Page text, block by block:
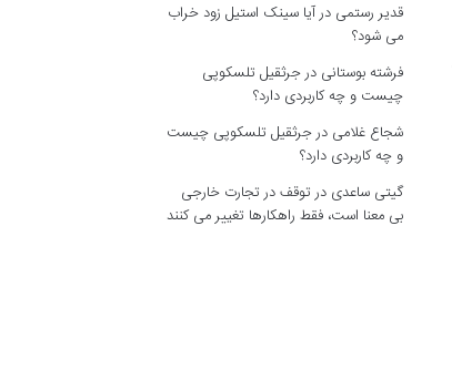
قدیر رستمی درآیا سینک استیل زود خراب
می شود؟
فرشته بوستانی درجرثقیل تلسکوپی
چیست و چه کاربردی دارد؟
شجاع غلامی درجرثقیل تلسکوپی چیست
و چه کاربردی دارد؟
گیتی ساعدی درتوقف در تجارت خارجی
بی معنا است، فقط راهکارها تغییر می کنند